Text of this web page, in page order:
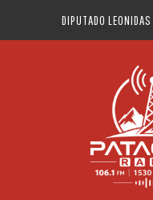
DIPUTADO LEONIDAS